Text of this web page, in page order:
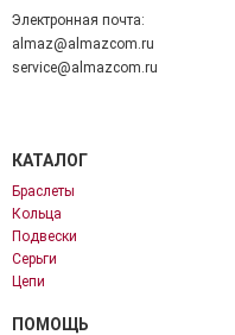
Электронная почта:
almaz@almazcom.ru
service@almazcom.ru
КАТАЛОГ
Браслеты
Кольца
Подвески
Серьги
Цепи
ПОМОЩЬ